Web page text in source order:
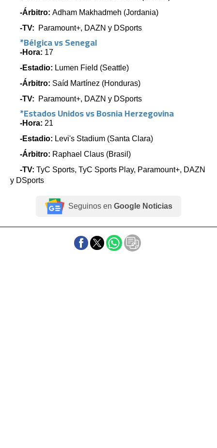
-Árbitro: Adham Makhadmeh (Jordania)
-TV: Paramount+, DAZN y DSports
*Bélgica vs Senegal
-Hora: 17
-Estadio: Lumen Field (Seattle)
-Árbitro: Saíd Martínez (Honduras)
-TV: Paramount+, DAZN y DSports
*Estados Unidos vs Bosnia Herzegovina
-Hora: 21
-Estadio: Levi's Stadium (Santa Clara)
-Árbitro: Raphael Claus (Brasil)
-TV: TyC Sports, TyC Sports Play, Paramount+, DAZN
y DSports
Seguinos en Google Noticias